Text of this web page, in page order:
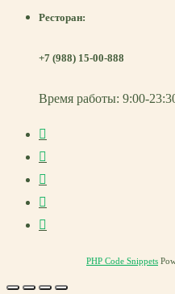
Ресторан:
+7 (988) 15-00-888
Время работы: 9:00-
PHP Code Snippets